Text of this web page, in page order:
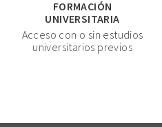
FORMACIÓN
UNIVERSITARIA
Acceso con o sin estudios
universitarios previos